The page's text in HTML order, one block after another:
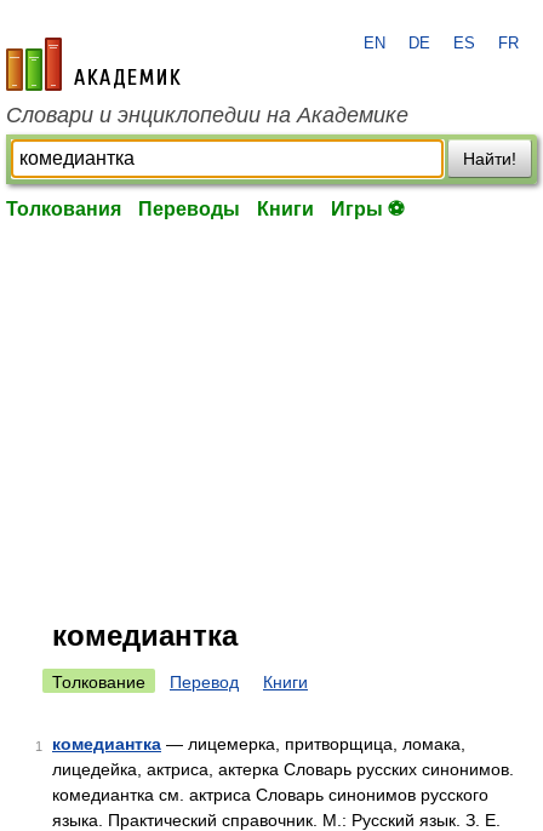
academic.ru
EN DE ES FR
Словари и энциклопедии на Академике
Найти!
Толкования Переводы Книги Игры ⚽
комедиантка
Толкование Перевод Книги
1 комедиантка — лицемерка, притворщица, ломака,
лицедейка, актриса, актерка Словарь русских синонимов.
комедиантка см. актриса Словарь синонимов русского
языка. Практический справочник. М.: Русский язык. З. Е.